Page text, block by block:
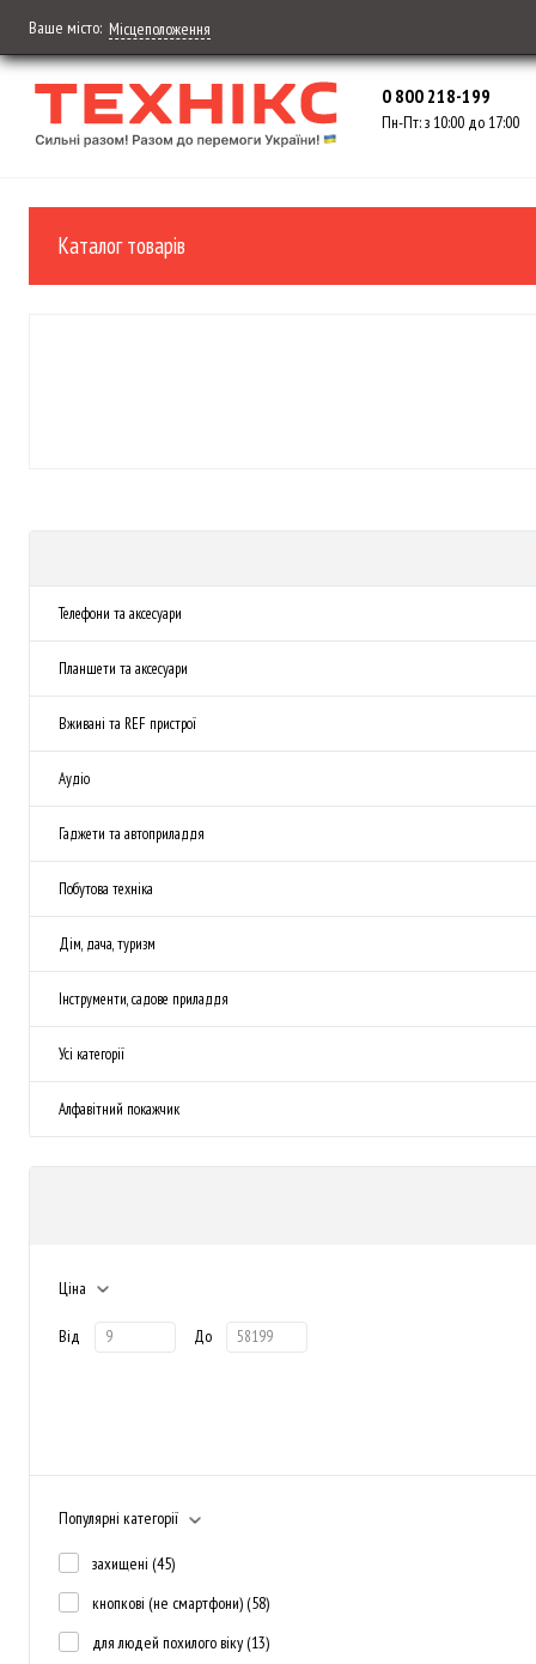
Ваше місто: Місцеположення
0 800 218-199
Пн-Пт: з 10:00 до 17:00
Каталог товарів
Телефони та аксесуари
Планшети та аксесуари
Вживані та REF пристрої
Аудіо
Гаджети та автоприладдя
Побутова техніка
Дім, дача, туризм
Інструменти, садове приладдя
Усі категорії
Алфавітний покажчик
Ціна
Від До
Популярні категорії
захищені (45)
кнопкові (не смартфони) (58)
для людей похилого віку (13)